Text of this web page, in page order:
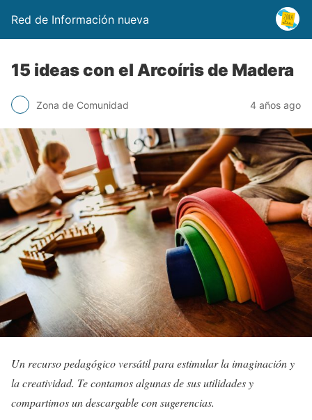
Red de Información nueva
15 ideas con el Arcoíris de Madera
Zona de Comunidad 4 años ago
Un recurso pedagógico versátil para estimular la imaginación y
la creatividad. Te contamos algunas de sus utilidades y
compartimos un descargable con sugerencias.